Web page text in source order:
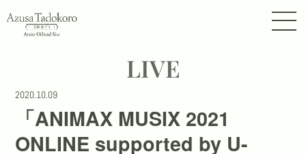
LIVE
2020.10.09
「ANIMAX MUSIX 2021
ONLINE supported by U-